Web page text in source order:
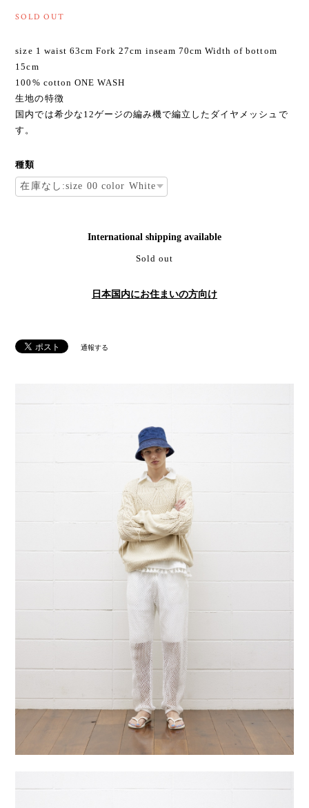
SOLD OUT
size 1 waist 63cm Fork 27cm inseam 70cm Width of bottom
15cm
100% cotton ONE WASH
生地の特徴
国内では希少な12ゲージの編み機で編立したダイヤメッシュで
す。
種類
International shipping available
Sold out
日本国内にお住まいの方向け
通報する